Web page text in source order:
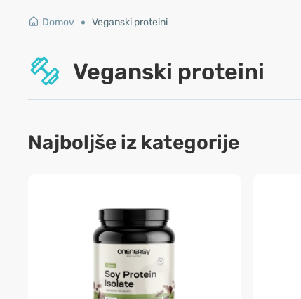
Domov Veganski proteini
Veganski proteini
Najboljše iz kategorije